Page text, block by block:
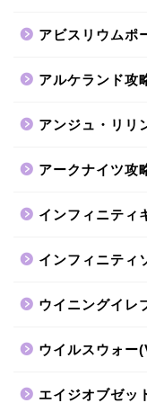
アビスリウムポ
アルケランド攻
アンジュ・リリ
アークナイツ攻
インフィニティ
インフィニティ
ウイニングイレ
ウイルスウォ
エイジオブゼッ